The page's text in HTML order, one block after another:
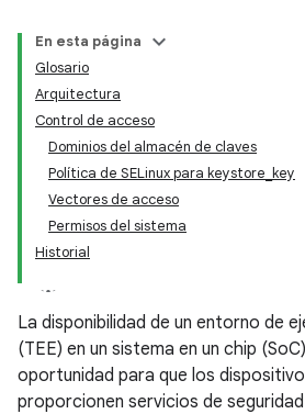
En esta página
Glosario
Arquitectura
Control de acceso
Dominios del almacén de claves
Política de SELinux para keystore_key
Vectores de acceso
Permisos del sistema
Historial
La disponibilidad de un entorno de
(TEE) en un sistema en un chip
oportunidad para que los
proporcionen servicios de